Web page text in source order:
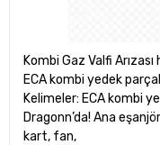
Kombi Gaz Valfi
ECA kombi yedek
Kelimeler: ECA kombi
Dragonn’da! Ana
kart, fan,